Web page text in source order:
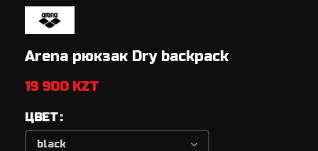
Arena рюкзак Dry backpack
19 900 KZT
ЦВЕТ